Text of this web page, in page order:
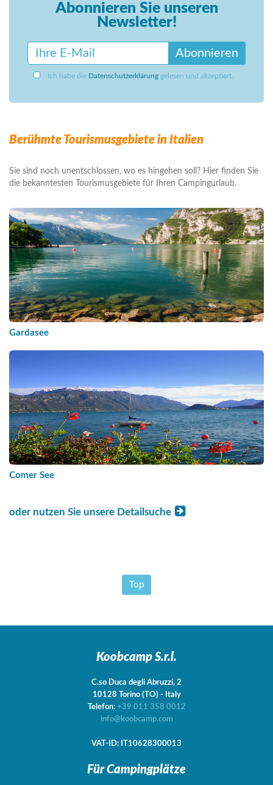
Abonnieren Sie unseren
Newsletter!
Abonnieren
Ich habe die Datenschutzerklärung gelesen und akzeptiert.
Berühmte Tourismusgebiete in Italien
Sie sind noch unentschlossen, wo es hingehen soll? Hier finden Sie
die bekanntesten Tourismusgebiete für Ihren Campingurlaub.
Gardasee
Comer See
oder nutzen Sie unsere Detailsuche
Top
Koobcamp S.r.l.
C.so Duca degli Abruzzi, 2
10128 Torino (TO) - Italy
Telefon: +39 011 358 0012
info@koobcamp.com
VAT-ID: IT10628300013
Für Campingplätze